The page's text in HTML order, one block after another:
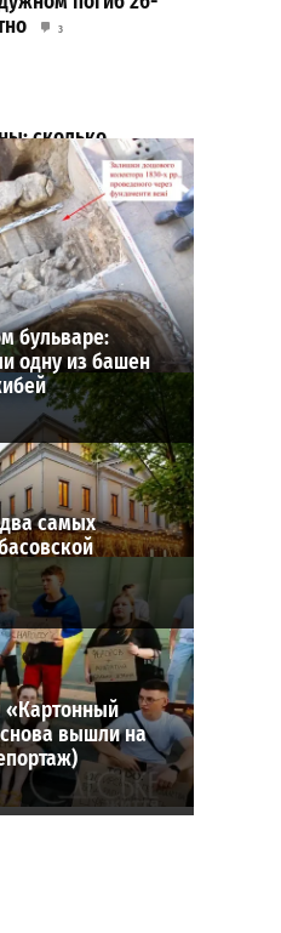
3
сколько
в Аркадии
3
бульваре:
одну из башен
самых
«Картонный
вышли на